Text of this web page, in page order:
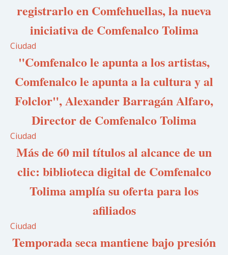
registrarlo en Comfehuellas, la nueva
iniciativa de Comfenalco Tolima
Ciudad
"Comfenalco le apunta a los artistas,
Comfenalco le apunta a la cultura y al
Folclor", Alexander Barragán Alfaro,
Director de Comfenalco Tolima
Ciudad
Más de 60 mil títulos al alcance de un
clic: biblioteca digital de Comfenalco
Tolima amplía su oferta para los
afiliados
Ciudad
Temporada seca mantiene bajo presión